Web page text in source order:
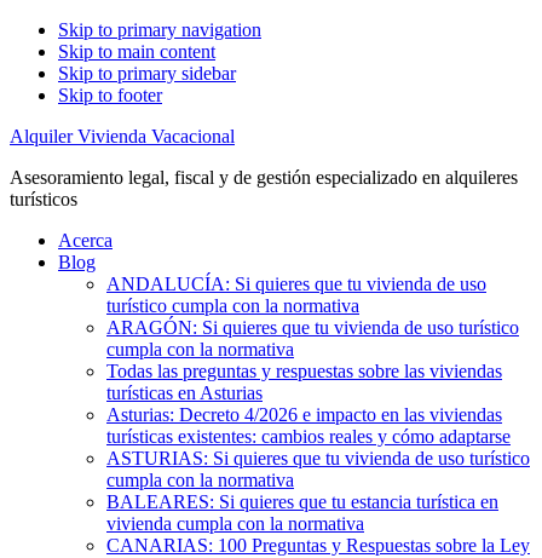
Skip to primary navigation
Skip to main content
Skip to primary sidebar
Skip to footer
Alquiler Vivienda Vacacional
Asesoramiento legal, fiscal y de gestión especializado en alquileres
turísticos
Acerca
Blog
ANDALUCÍA: Si quieres que tu vivienda de uso
turístico cumpla con la normativa
ARAGÓN: Si quieres que tu vivienda de uso turístico
cumpla con la normativa
Todas las preguntas y respuestas sobre las viviendas
turísticas en Asturias
Asturias: Decreto 4/2026 e impacto en las viviendas
turísticas existentes: cambios reales y cómo adaptarse
ASTURIAS: Si quieres que tu vivienda de uso turístico
cumpla con la normativa
BALEARES: Si quieres que tu estancia turística en
vivienda cumpla con la normativa
CANARIAS: 100 Preguntas y Respuestas sobre la Ley